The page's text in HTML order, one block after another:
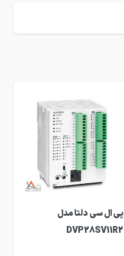
پی ال سی دلتا مدل
DVP28SV11R2